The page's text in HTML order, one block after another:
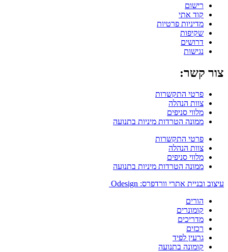
רישום
קוד אתי
מדיניות פרטיות
שקיפות
דרושים
נגישות
צור קשר:
פרטי התקשרות
צוות הנהלה
מלווי סניפים
ממונה הטרדות מיניות בתנועה
פרטי התקשרות
צוות הנהלה
מלווי סניפים
ממונה הטרדות מיניות בתנועה
עיצוב ובניית אתרי וורדפרס: Odesign
הורים
קומונרים
מדריכים
רכזים
גרעין לפיד
קומונה בתנועה